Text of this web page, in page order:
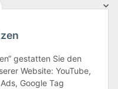
gestatten Sie den
Website: YouTube,
Google Tag